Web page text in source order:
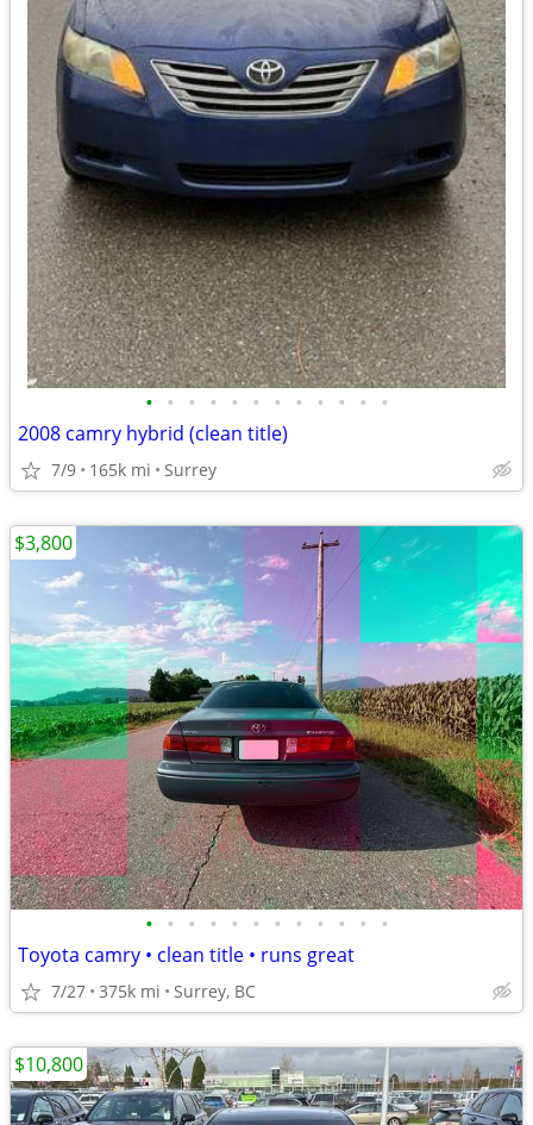
• • • • • • • • • • • •
2008 camry hybrid (clean title)
7/9 165k mi Surrey
• • • • • • • • • • • •
Toyota camry • clean title • runs great
7/27 375k mi Surrey, BC
$3,800
$10,800